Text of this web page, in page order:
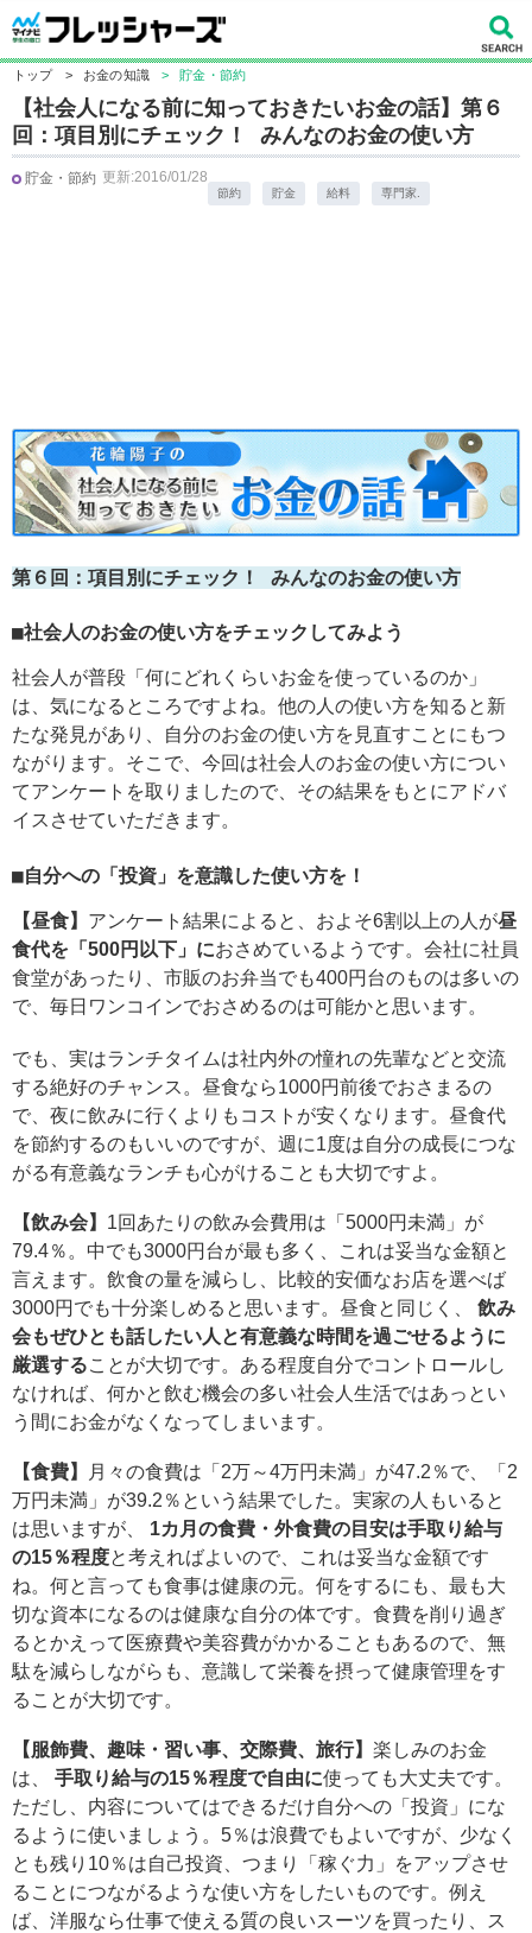
トップ > お金の知識 > 貯金・節約
【社会人になる前に知っておきたいお金の話】第６
回：項目別にチェック！ みんなのお金の使い方
貯金・節約 更新:2016/01/28
節約 貯金 給料 専門家.
第６回：項目別にチェック！ みんなのお金の使い方
■社会人のお金の使い方をチェックしてみよう
社会人が普段「何にどれくらいお金を使っているのか」
は、気になるところですよね。他の人の使い方を知ると新
たな発見があり、自分のお金の使い方を見直すことにもつ
ながります。そこで、今回は社会人のお金の使い方につい
てアンケートを取りましたので、その結果をもとにアドバ
イスさせていただきます。
■自分への「投資」を意識した使い方を！
【昼食】 アンケート結果によると、およそ6割以上の人が昼
食代を「500円以下」におさめているようです。会社に社員
食堂があったり、市販のお弁当でも400円台のものは多いの
で、毎日ワンコインでおさめるのは可能かと思います。
でも、実はランチタイムは社内外の憧れの先輩などと交流
する絶好のチャンス。昼食なら1000円前後でおさまるの
で、夜に飲みに行くよりもコストが安くなります。昼食代
を節約するのもいいのですが、週に1度は自分の成長につな
がる有意義なランチも心がけることも大切ですよ。
【飲み会】 1回あたりの飲み会費用は「5000円未満」が
79.4％。中でも3000円台が最も多く、これは妥当な金額と
言えます。飲食の量を減らし、比較的安価なお店を選べば
3000円でも十分楽しめると思います。昼食と同じく、 飲み
会もぜひとも話したい人と有意義な時間を過ごせるように
厳選することが大切です。ある程度自分でコントロールし
なければ、何かと飲む機会の多い社会人生活ではあっとい
う間にお金がなくなってしまいます。
【食費】
月々の食費は「2万～4万円未満」が47.2％で、「2
万円未満」が39.2％という結果でした。実家の人もいると
は思いますが、 1カ月の食費・外食費の目安は手取り給与
の15％程度と考えればよいので、これは妥当な金額です
ね。何と言っても食事は健康の元。何をするにも、最も大
切な資本になるのは健康な自分の体です。食費を削り過ぎ
るとかえって医療費や美容費がかかることもあるので、無
駄を減らしながらも、意識して栄養を摂って健康管理をす
ることが大切です。
【服飾費、趣味・習い事、交際費、旅行】 楽しみのお金
は、 手取り給与の15％程度で自由に使っても大丈夫です。
ただし、内容についてはできるだけ自分への「投資」にな
るように使いましょう。5％は浪費でもよいですが、少なく
とも残り10％は自己投資、つまり「稼ぐ力」をアップさせ
ることにつながるような使い方をしたいものです。例え
ば、洋服なら仕事で使える質の良いスーツを買ったり、ス